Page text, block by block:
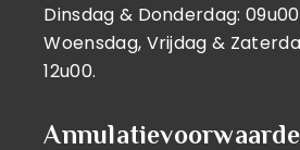
Dinsdag & Donderdag: 09u00
Woensdag, Vrijdag &
12u00.